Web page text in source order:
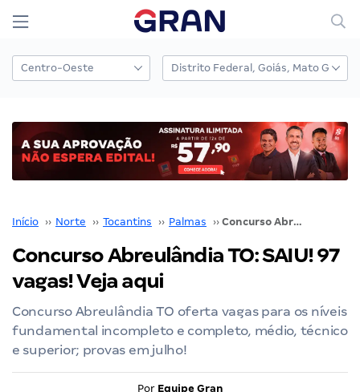
Início ›› Norte ›› Tocantins ›› Palmas ›› Concurso Abreulândia TO: SAIU! 97 vagas! Veja aqui
Concurso Abreulândia TO: SAIU! 97
vagas! Veja aqui
Concurso Abreulândia TO oferta vagas para os níveis
fundamental incompleto e completo, médio, técnico
e superior; provas em julho!
Por Equipe Gran